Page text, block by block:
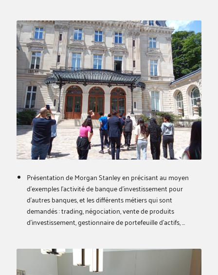
Présentation de Morgan Stanley en précisant au moyen
d’exemples l’activité de banque d’investissement pour
d’autres banques, et les différents métiers qui sont
demandés : trading, négociation, vente de produits
d’investissement, gestionnaire de portefeuille d’actifs, …